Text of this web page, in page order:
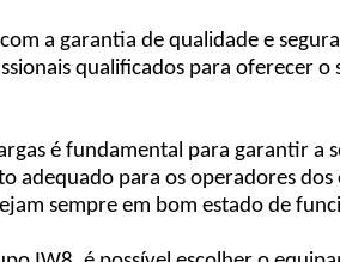
a garantia de qualidade e
qualificados para oferecer
é fundamental para garantir a
adequado para os operadores
sempre em bom estado de